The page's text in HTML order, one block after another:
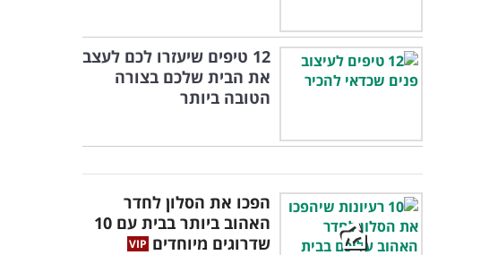
12 טיפים שיעזרו לכם לעצב
את הבית שלכם בצורה
הטובה ביותר
הפכו את הסלון לחדר
האהוב ביותר בבית עם 10
שדרוגים מיוחדים